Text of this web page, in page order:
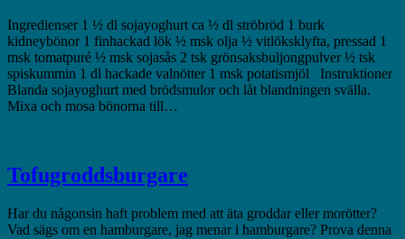
Ingredienser 1 ½ dl sojayoghurt ca ½ dl ströbröd 1 burk
kidneybönor 1 finhackad lök ½ msk olja ½ vitlöksklyfta, pressad 1
msk tomatpuré ½ msk sojasås 2 tsk grönsaksbuljongpulver ½ tsk
spiskummin 1 dl hackade valnötter 1 msk potatismjöl Instruktioner
Blanda sojayoghurt med brödsmulor och låt blandningen svälla.
Mixa och mosa bönorna till…
Tofugroddsburgare
Har du någonsin haft problem med att äta groddar eller morötter?
Vad sägs om en hamburgare, jag menar i hamburgare? Prova denna